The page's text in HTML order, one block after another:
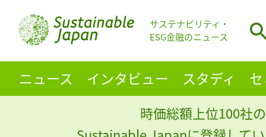
サステナビリティ・
ESG金融のニュース
ニュース インタビュー スタディ
時価総額上位100社